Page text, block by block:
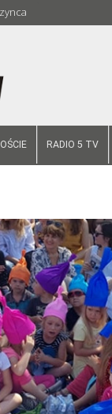
RADIO 5 TV